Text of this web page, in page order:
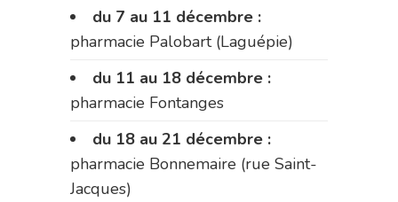
du 7 au 11 décembre :
pharmacie Palobart (Laguépie)
du 11 au 18 décembre :
pharmacie Fontanges
du 18 au 21 décembre :
pharmacie Bonnemaire (rue Saint-
Jacques)